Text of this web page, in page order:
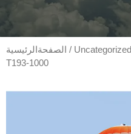
الصفحةالرئيسية / Uncategorized
T193-1000